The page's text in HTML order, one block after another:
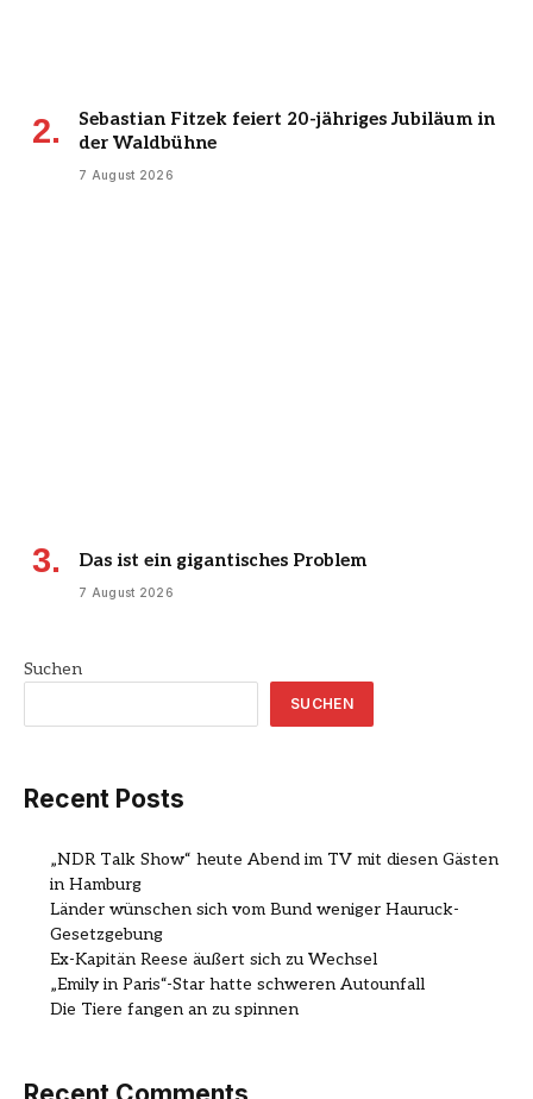
Sebastian Fitzek feiert 20-jähriges Jubiläum in
der Waldbühne
7 August 2026
Das ist ein gigantisches Problem
7 August 2026
Suchen
SUCHEN
Recent Posts
„NDR Talk Show“ heute Abend im TV mit diesen Gästen
in Hamburg
Länder wünschen sich vom Bund weniger Hauruck-
Gesetzgebung
Ex-Kapitän Reese äußert sich zu Wechsel
„Emily in Paris“-Star hatte schweren Autounfall
Die Tiere fangen an zu spinnen